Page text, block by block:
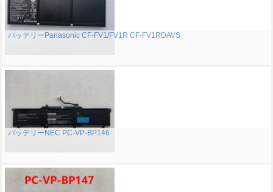
バッテリーPanasonic CF-FV1/FV1R CF-FV1RDAVS
バッテリーNEC PC-VP-BP146